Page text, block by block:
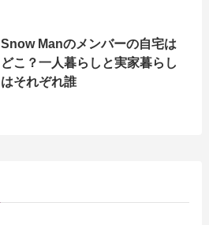
Snow Manのメンバーの自宅は
どこ？一人暮らしと実家暮らし
はそれぞれ誰